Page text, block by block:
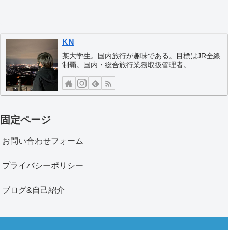
KN
某大学生。国内旅行が趣味である。目標はJR全線
制覇。国内・総合旅行業務取扱管理者。
固定ページ
お問い合わせフォーム
プライバシーポリシー
ブログ&自己紹介